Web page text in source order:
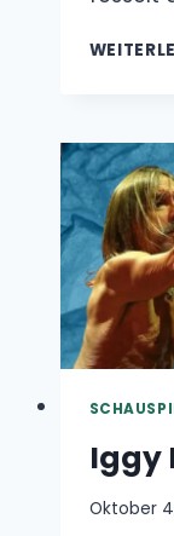
Iggy
Iggy Pop,
trotzt mit